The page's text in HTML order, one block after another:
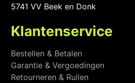
5741 VV Beek en Donk
Klantenservice
Bestellen & Betalen
Garantie & Vergoedingen
Retourneren & Ruilen